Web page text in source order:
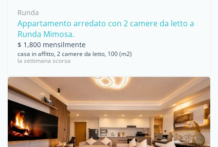
Runda
Appartamento arredato con 2 camere da letto a
Runda Mimosa.
$ 1,800 mensilmente
casa in affitto, 2 camere da letto, 100 (m2)
la settimana scorsa